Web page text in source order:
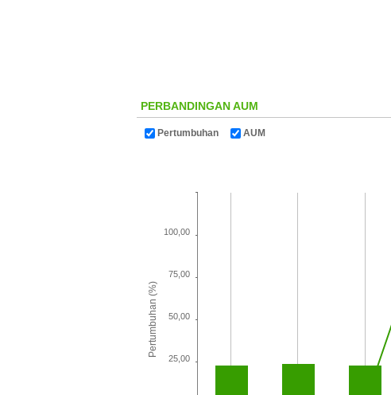
PERBANDINGAN AUM
Pertumbuhan AUM
Pertumbuhan (%)
100,00
25,00
50,00
75,00